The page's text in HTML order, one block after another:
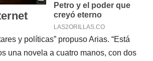
y políticas” propuso Arias. “Está
una novela a cuatro manos, con dos